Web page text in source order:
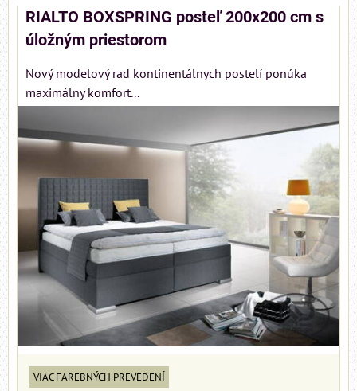
RIALTO BOXSPRING posteľ 200x200 cm s
úložným priestorom
Nový modelový rad kontinentálnych postelí ponúka
maximálny komfort...
VIAC FAREBNÝCH PREVEDENÍ